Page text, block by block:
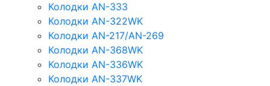
Колодки AN-333
Колодки AN-322WK
Колодки AN-217/AN-269
Колодки AN-368WK
Колодки AN-336WK
Колодки AN-337WK